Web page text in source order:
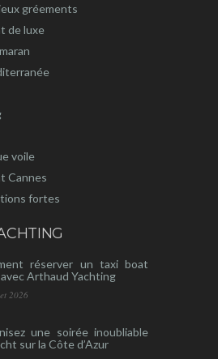
gréements
de luxe
voile
Cannes
fortes
réserver un taxi boat
Arthaud Yachting
2026
une soirée inoubliable
sur la Côte d’Azur